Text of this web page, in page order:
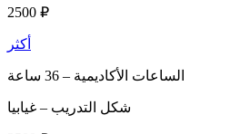
2500 ₽
أكثر
الساعات الأكاديمية –
شكل التدريب – غيابيا